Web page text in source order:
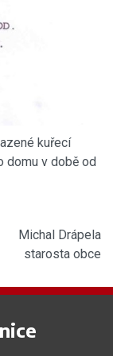
kuřecí
domu v době od
Michal Drápela
starosta obce